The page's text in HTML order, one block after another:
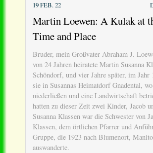
19 FEB. 22
Martin Loewen: A Kulak at
Time and Place
Bruder, mein Großvater Abraham J.
von 24 Jahren heiratete Martin Susanna
Schöndorf, und vier Jahre später, im Jahr
sie in Susannas Heimatdorf Gnadental,
niederließen und eine Landwirtschaft
hatten zu dieser Zeit zwei Kinder, Jacob
Susanna Klassen war die Schwester von
Klassen, dem örtlichen Pfarrer und
Gruppe, die 1923 nach Blumenort,
auswanderte.